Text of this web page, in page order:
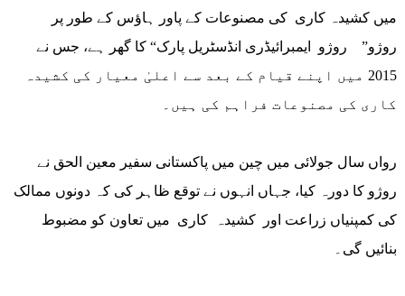
میں کشیدہ کاری کی مصنوعات کے پاور ہاؤس کے طور پر
روژو” روژو ایمبرائیڈری انڈسٹریل پارک“ کا گھر ہے، جس نے
2015 میں اپنے قیام کے بعد سے اعلیٰ معیار کی کشیدہ
کاری کی مصنوعات فراہم کی ہیں۔
روژو کا دورہ کیا، جہاں انہوں نے توقع ظاہر کی کہ دونوں ممالک
کی کمپنیاں زراعت اور کشیدہ کاری میں تعاون کو مضبوط
بنائیں گی۔